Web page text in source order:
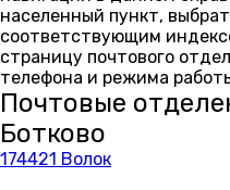
населенный пункт,
соответствующим
страницу почтового
телефона и режима
Почтовые
Ботково
174421 Волок